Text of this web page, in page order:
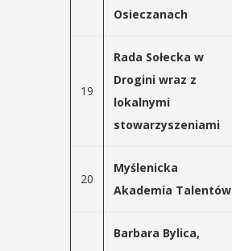
Osieczanach
19
Rada Sołecka w
Drogini wraz z
lokalnymi
stowarzyszeniami
20
Myślenicka
Akademia Talentów
Barbara Bylica,